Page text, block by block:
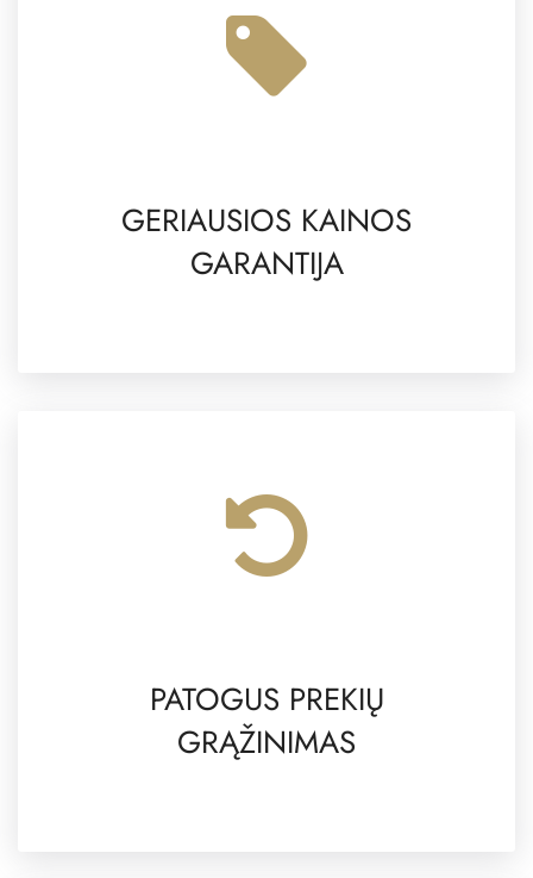
GERIAUSIOS KAINOS
GARANTIJA
PATOGUS PREKIŲ
GRĄŽINIMAS